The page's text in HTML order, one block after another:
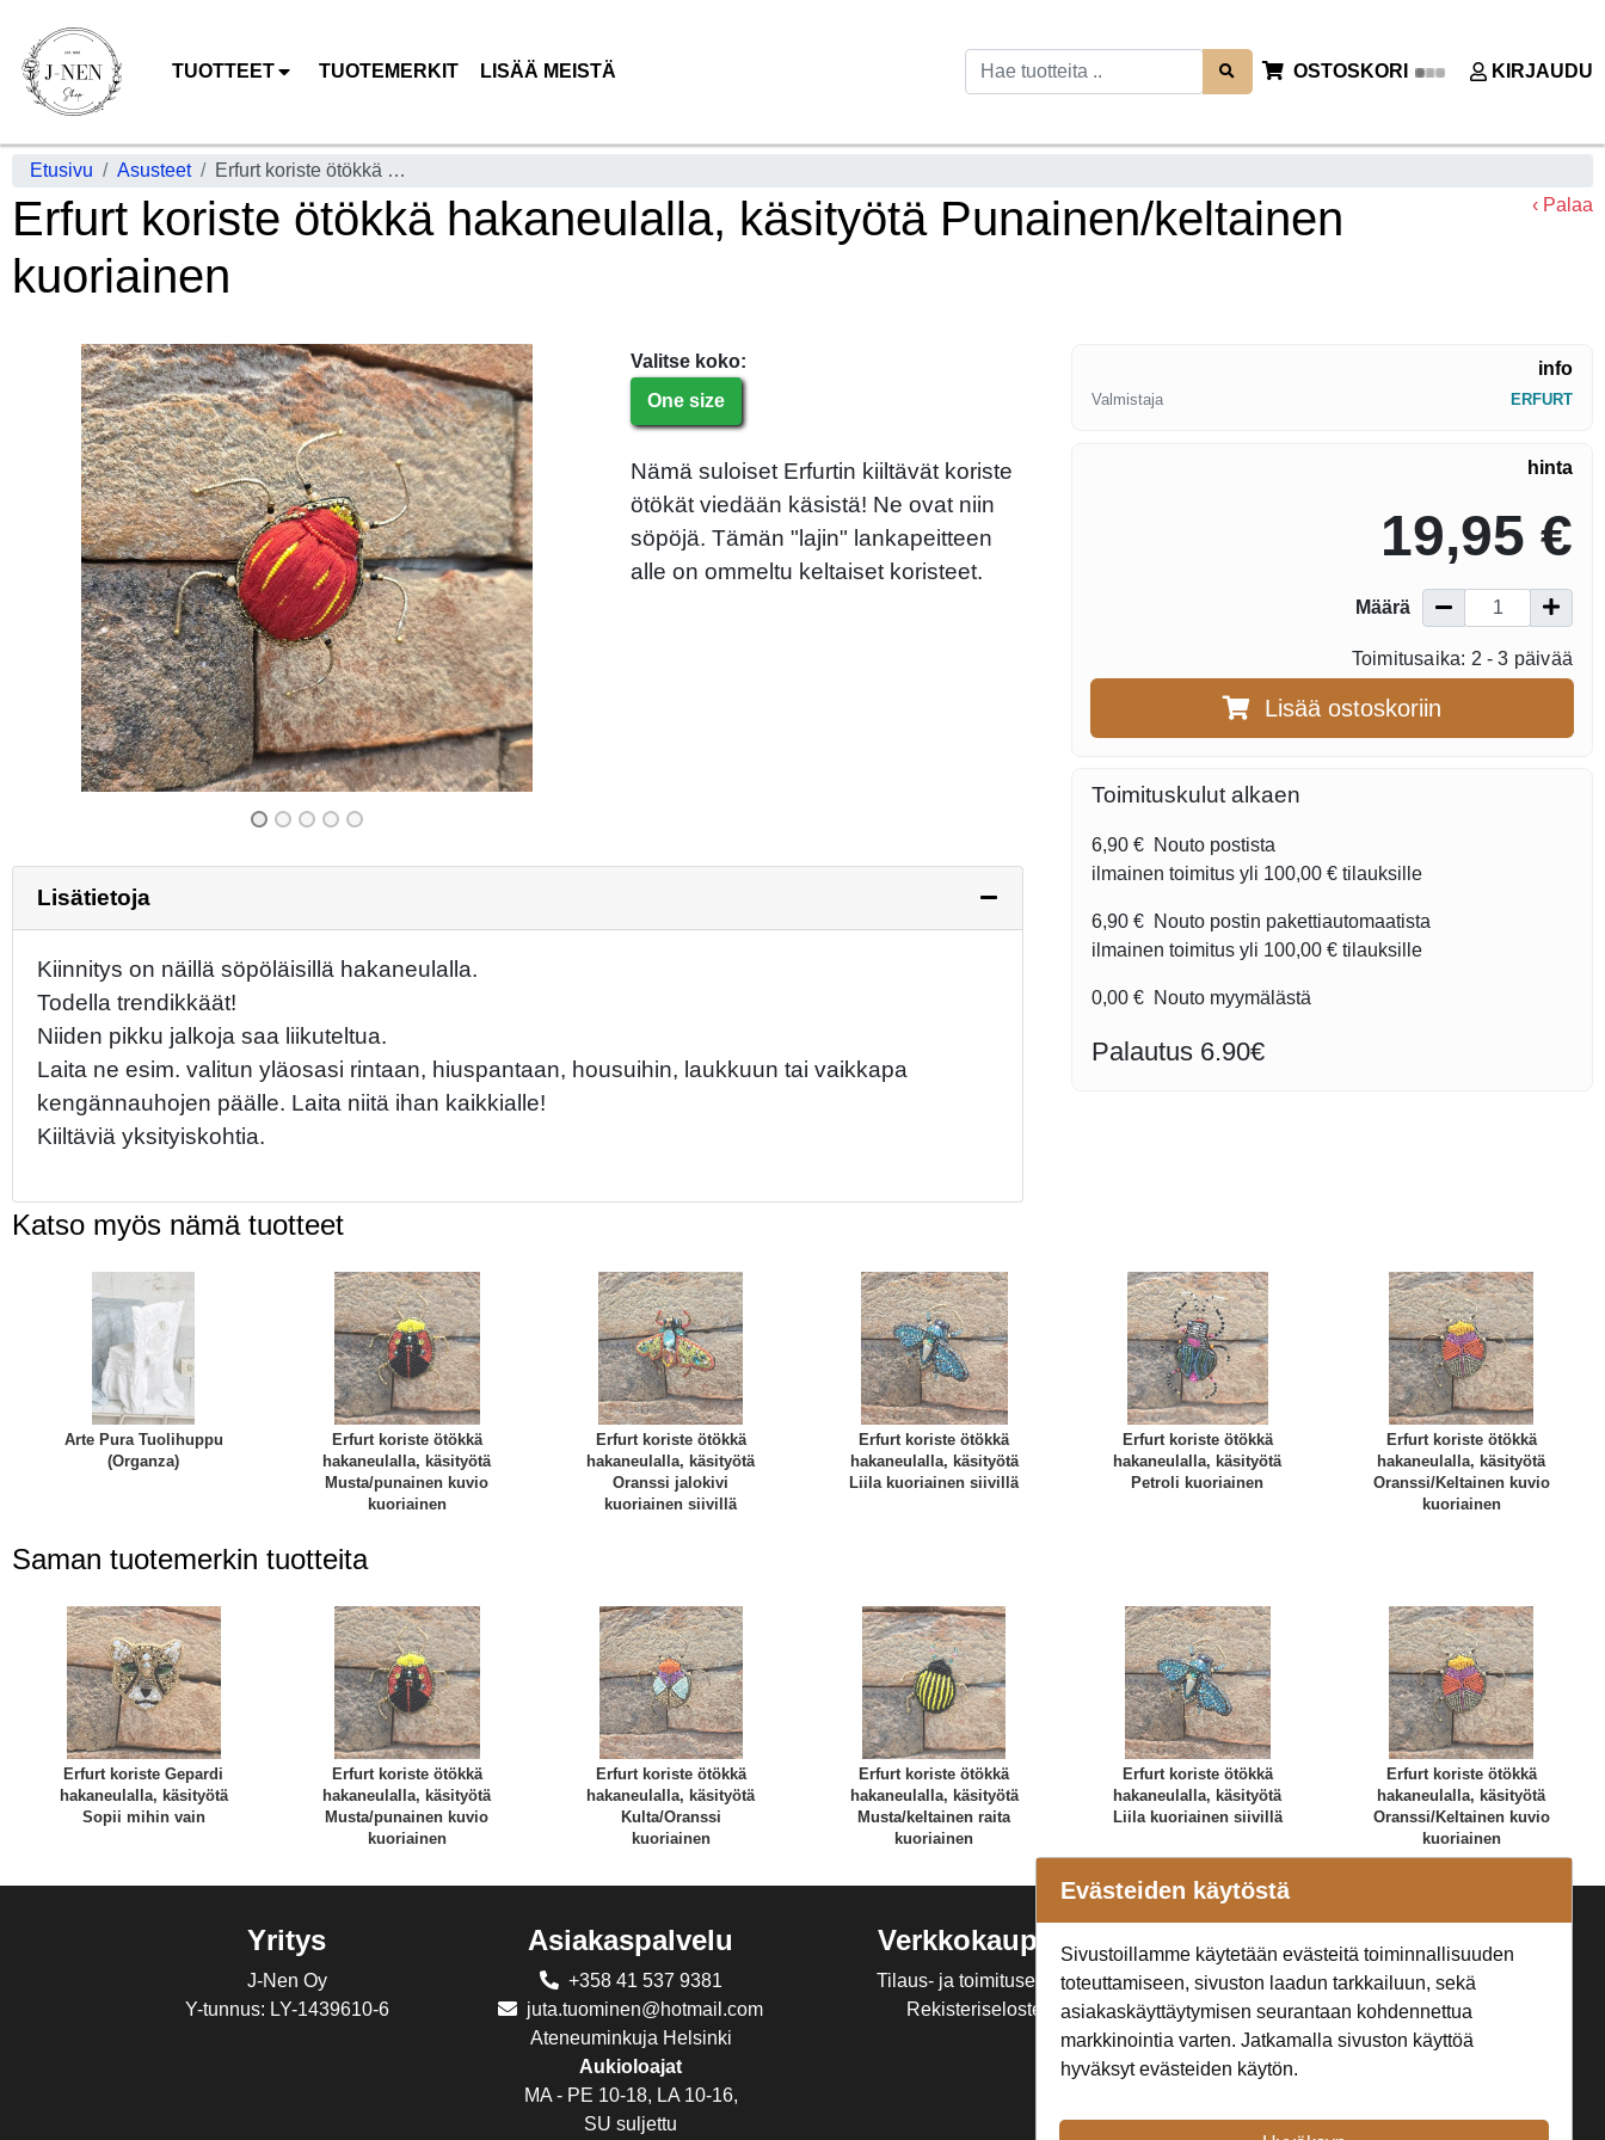
TUOTTEET TUOTEMERKIT LISÄÄ MEISTÄ OSTOSKORI KIRJAUDU
Etusivu Asusteet Erfurt koriste ötökkä hakaneulalla, käsityötä Punainen/keltainen kuoriainen
Erfurt koriste ötökkä hakaneulalla, käsityötä Punainen/keltainen
kuoriainen
‹ Palaa
Previous
Valitse koko:
One size
Nämä suloiset Erfurtin kiiltävät koriste
ötökät viedään käsistä! Ne ovat niin
söpöjä. Tämän "lajin" lankapeitteen
alle on ommeltu keltaiset koristeet.
Lisätietoja
Kiinnitys on näillä söpöläisillä hakaneulalla.
Todella trendikkäät!
Niiden pikku jalkoja saa liikuteltua.
Laita ne esim. valitun yläosasi rintaan, hiuspantaan, housuihin, laukkuun tai vaikkapa
kengännauhojen päälle. Laita niitä ihan kaikkialle!
Kiiltäviä yksityiskohtia.
info
Valmistaja ERFURT
hinta
19,95 €
Määrä
Toimitusaika: 2 - 3 päivää
Lisää ostoskoriin
Toimituskulut alkaen
6,90 € Nouto postista
ilmainen toimitus yli 100,00 € tilauksille
6,90 € Nouto postin pakettiautomaatista
ilmainen toimitus yli 100,00 € tilauksille
0,00 € Nouto myymälästä
Palautus 6.90€
Katso myös nämä tuotteet
Arte Pura Tuolihuppu
(Organza)
Erfurt koriste ötökkä
hakaneulalla, käsityötä
Musta/punainen kuvio
kuoriainen
Erfurt koriste ötökkä
hakaneulalla, käsityötä
Oranssi jalokivi
kuoriainen siivillä
Erfurt koriste ötökkä
hakaneulalla, käsityötä
Liila kuoriainen siivillä
Erfurt koriste ötökkä
hakaneulalla, käsityötä
Petroli kuoriainen
Erfurt koriste ötökkä
hakaneulalla, käsityötä
Oranssi/Keltainen kuvio
kuoriainen
Saman tuotemerkin tuotteita
Erfurt koriste Gepardi
hakaneulalla, käsityötä
Sopii mihin vain
Erfurt koriste ötökkä
hakaneulalla, käsityötä
Musta/punainen kuvio
kuoriainen
Erfurt koriste ötökkä
hakaneulalla, käsityötä
Kulta/Oranssi
kuoriainen
Erfurt koriste ötökkä
hakaneulalla, käsityötä
Musta/keltainen raita
kuoriainen
Erfurt koriste ötökkä
hakaneulalla, käsityötä
Liila kuoriainen siivillä
Erfurt koriste ötökkä
hakaneulalla, käsityötä
Oranssi/Keltainen kuvio
kuoriainen
Yritys
J-Nen Oy
Y-tunnus: LY-1439610-6
Asiakaspalvelu
+358 41 537 9381
juta.tuominen@hotmail.com
Ateneuminkuja Helsinki
Aukioloajat
MA - PE 10-18, LA 10-16,
SU suljettu
Verkkokauppa
Tilaus- ja toimitusehdot
Rekisteriseloste
Seuraa Meitä
Evästeiden käytöstä
Sivustoillamme käytetään evästeitä toiminnallisuuden
toteuttamiseen, sivuston laadun tarkkailuun, sekä
asiakaskäyttäytymisen seurantaan kohdennettua
markkinointia varten. Jatkamalla sivuston käyttöä
hyväksyt evästeiden käytön.